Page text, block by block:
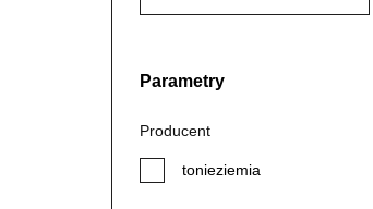
Parametry
Producent
tonieziemia